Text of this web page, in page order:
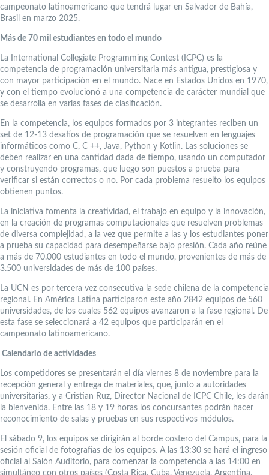
campeonato latinoamericano que tendrá lugar en Salvador de Bahía,
Brasil en marzo 2025.
Más de 70 mil estudiantes en todo el mundo
La International Collegiate Programming Contest (ICPC) es la
competencia de programación universitaria más antigua, prestigiosa y
con mayor participación en el mundo. Nace en Estados Unidos en 1970,
y con el tiempo evolucionó a una competencia de carácter mundial que
se desarrolla en varias fases de clasificación.
En la competencia, los equipos formados por 3 integrantes reciben un
set de 12-13 desafíos de programación que se resuelven en lenguajes
informáticos como C, C ++, Java, Python y Kotlin. Las soluciones se
deben realizar en una cantidad dada de tiempo, usando un computador
y construyendo programas, que luego son puestos a prueba para
verificar si están correctos o no. Por cada problema resuelto los equipos
obtienen puntos.
La iniciativa fomenta la creatividad, el trabajo en equipo y la innovación,
en la creación de programas computacionales que resuelven problemas
de diversa complejidad, a la vez que permite a las y los estudiantes poner
a prueba su capacidad para desempeñarse bajo presión. Cada año reúne
a más de 70.000 estudiantes en todo el mundo, provenientes de más de
3.500 universidades de más de 100 países.
La UCN es por tercera vez consecutiva la sede chilena de la competencia
regional. En América Latina participaron este año 2842 equipos de 560
universidades, de los cuales 562 equipos avanzaron a la fase regional. De
esta fase se seleccionará a 42 equipos que participarán en el
campeonato latinoamericano.
Calendario de actividades
Los competidores se presentarán el día viernes 8 de noviembre para la
recepción general y entrega de materiales, que, junto a autoridades
universitarias, y a Cristian Ruz, Director Nacional de ICPC Chile, les darán
la bienvenida. Entre las 18 y 19 horas los concursantes podrán hacer
reconocimiento de salas y pruebas en sus respectivos módulos.
El sábado 9, los equipos se dirigirán al borde costero del Campus, para la
sesión oficial de fotografías de los equipos. A las 13:30 se hará el ingreso
oficial al Salón Auditorio, para comenzar la competencia a las 14:00 en
simultáneo con otros países (Costa Rica, Cuba, Venezuela, Argentina,